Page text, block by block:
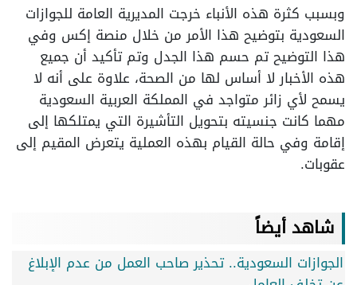
وبسبب كثرة هذه الأنباء خرجت المديرية العامة للجوازات
السعودية بتوضيح هذا الأمر من خلال منصة إكس وفي
هذا التوضيح تم حسم هذا الجدل وتم تأكيد أن جميع
هذه الأخبار لا أساس لها من الصحة، علاوة على أنه لا
يسمح لأي زائر متواجد في المملكة العربية السعودية
مهما كانت جنسيته بتحويل التأشيرة التي يمتلكها إلى
إقامة وفي حالة القيام بهذه العملية يتعرض المقيم إلى
عقوبات.
شاهد أيضاً
الجوازات السعودية.. تحذير صاحب العمل من عدم الإبلاغ